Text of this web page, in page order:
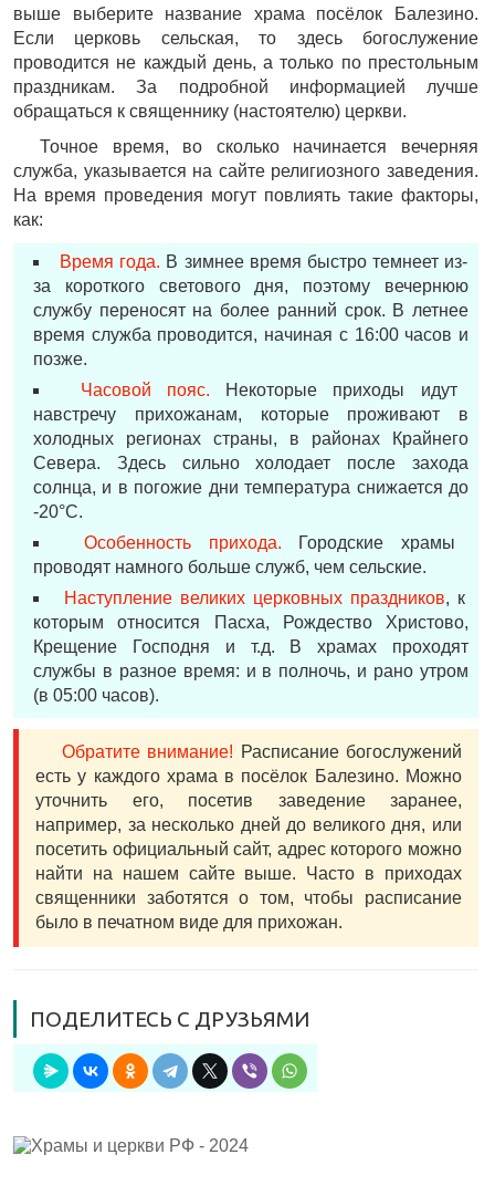
выше выберите название храма посёлок Балезино.
Если церковь сельская, то здесь богослужение
проводится не каждый день, а только по престольным
праздникам. За подробной информацией лучше
обращаться к священнику (настоятелю) церкви.
Точное время, во сколько начинается вечерняя
служба, указывается на сайте религиозного заведения.
На время проведения могут повлиять такие факторы,
как:
Время года. В зимнее время быстро темнеет из-
за короткого светового дня, поэтому вечернюю
службу переносят на более ранний срок. В летнее
время служба проводится, начиная с 16:00 часов и
позже.
Часовой пояс. Некоторые приходы идут
навстречу прихожанам, которые проживают в
холодных регионах страны, в районах Крайнего
Севера. Здесь сильно холодает после захода
солнца, и в погожие дни температура снижается до
-20°С.
Особенность прихода. Городские храмы
проводят намного больше служб, чем сельские.
Наступление великих церковных праздников, к
которым относится Пасха, Рождество Христово,
Крещение Господня и т.д. В храмах проходят
службы в разное время: и в полночь, и рано утром
(в 05:00 часов).
Обратите внимание! Расписание богослужений
есть у каждого храма в посёлок Балезино. Можно
уточнить его, посетив заведение заранее,
например, за несколько дней до великого дня, или
посетить официальный сайт, адрес которого можно
найти на нашем сайте выше. Часто в приходах
священники заботятся о том, чтобы расписание
было в печатном виде для прихожан.
ПОДЕЛИТЕСЬ С ДРУЗЬЯМИ